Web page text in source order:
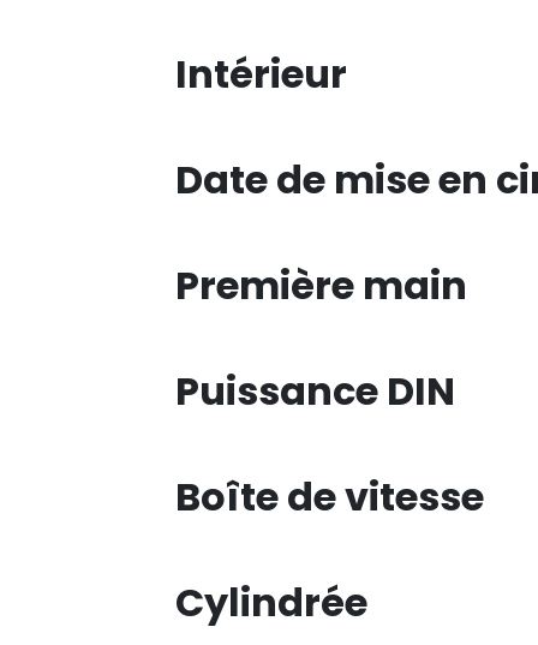
Intérieur
Date de mise en
Première main
Puissance DIN
Boîte de vitesse
Cylindrée